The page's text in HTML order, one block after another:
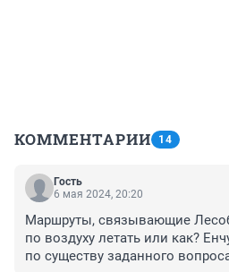
КОММЕНТАРИИ 14
Гость
6 мая 2024, 20:20
Маршруты, связывающие
по воздуху летать или как?
по существу заданного